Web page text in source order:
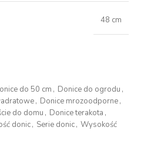
48 cm
do 50 cm , Donice do ogrodu ,
, Donice mrozoodporne,
do domu , Donice terakota ,
donic, Serie donic, Wysokość